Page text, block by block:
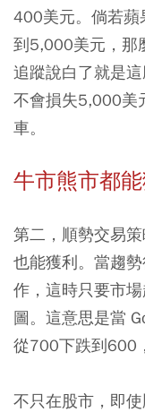
400美元。倘若蘋
到5,000美元，那
追蹤說白了就是
不會損失5,000美
車。
牛市熊市都能
第二，順勢交易
也能獲利。當趨
作，這時只要市
圖。這意思是當
從700下跌到600
不只在股市，即